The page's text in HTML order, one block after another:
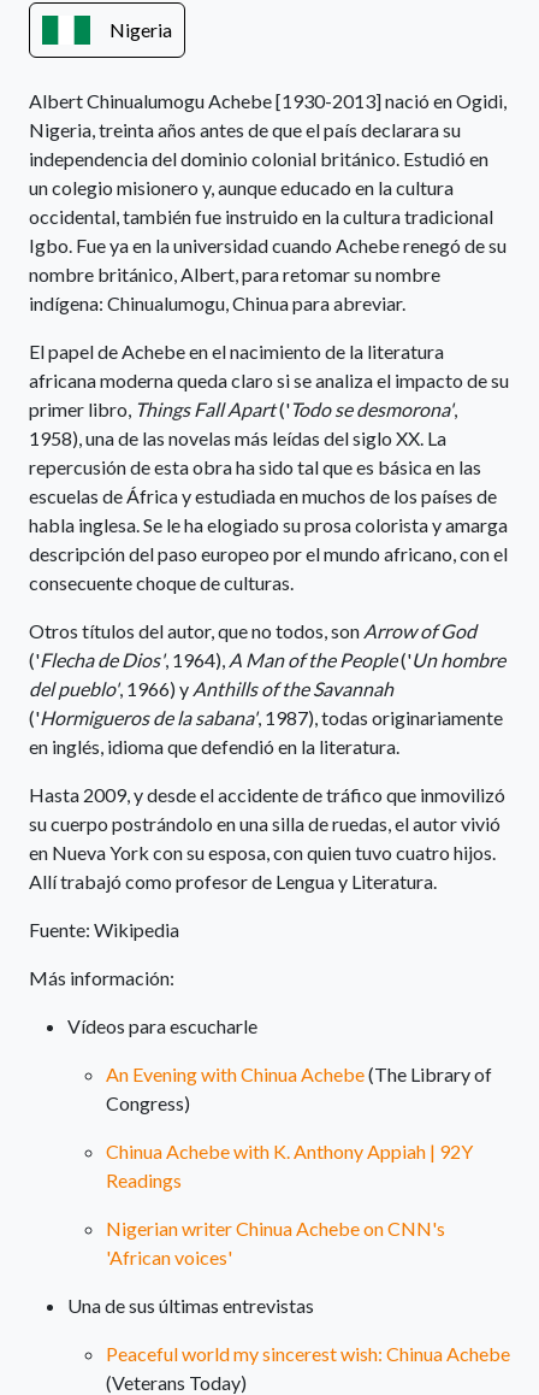
Nigeria
Albert Chinualumogu Achebe [1930-2013] nació en Ogidi,
Nigeria, treinta años antes de que el país declarara su
independencia del dominio colonial británico. Estudió en
un colegio misionero y, aunque educado en la cultura
occidental, también fue instruido en la cultura tradicional
Igbo. Fue ya en la universidad cuando Achebe renegó de su
nombre británico, Albert, para retomar su nombre
indígena: Chinualumogu, Chinua para abreviar.
El papel de Achebe en el nacimiento de la literatura
africana moderna queda claro si se analiza el impacto de su
primer libro, Things Fall Apart('Todo se desmorona',
1958), una de las novelas más leídas del siglo XX. La
repercusión de esta obra ha sido tal que es básica en las
escuelas de África y estudiada en muchos de los países de
habla inglesa. Se le ha elogiado su prosa colorista y amarga
descripción del paso europeo por el mundo africano, con el
consecuente choque de culturas.
Otros títulos del autor, que no todos, son Arrow of God
('Flecha de Dios', 1964), A Man of the People('Un hombre
del pueblo', 1966) y Anthills of the Savannah
('Hormigueros de la sabana', 1987), todas originariamente
en inglés, idioma que defendió en la literatura.
Hasta 2009, y desde el accidente de tráfico que inmovilizó
su cuerpo postrándolo en una silla de ruedas, el autor vivió
en Nueva York con su esposa, con quien tuvo cuatro hijos.
Allí trabajó como profesor de Lengua y Literatura.
Fuente: Wikipedia
Más información:
Vídeos para escucharle
An Evening with Chinua Achebe(The Library of
Congress)
Chinua Achebe with K. Anthony Appiah | 92Y
Readings
Nigerian writer Chinua Achebe on CNN's
'African voices'
Una de sus últimas entrevistas
Peaceful world my sincerest wish: Chinua Achebe
(Veterans Today)